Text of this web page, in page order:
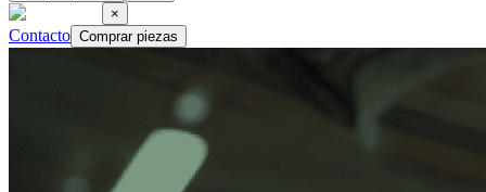
×
Contacto Comprar piezas